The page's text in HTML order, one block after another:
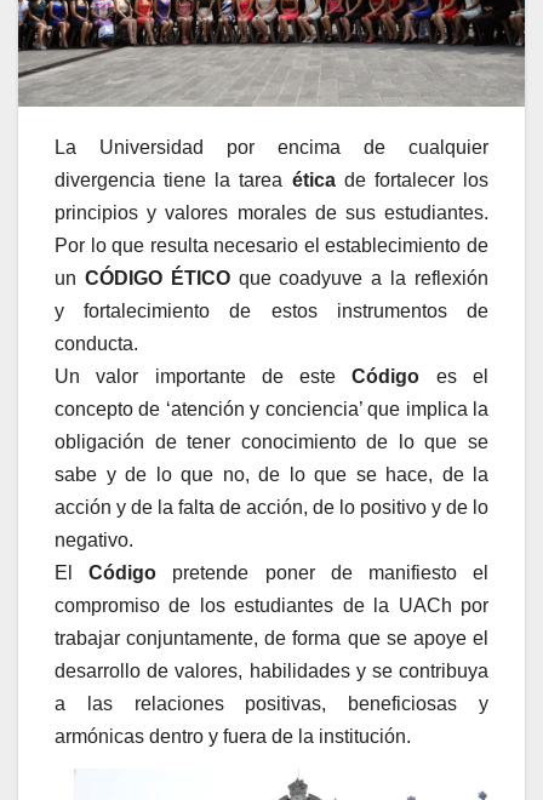
La Universidad por encima de cualquier
divergencia tiene la tarea éticade fortalecer los
principios y valores morales de sus estudiantes.
Por lo que resulta necesario el establecimiento de
un CÓDIGO ÉTICOque coadyuve a la reflexión
y fortalecimiento de estos instrumentos de
conducta.
Un valor importante de esteCódigo es el
concepto de ‘atención y conciencia’ que implica la
obligación de tener conocimiento de lo que se
sabe y de lo que no, de lo que se hace, de la
acción y de la falta de acción, de lo positivo y de lo
negativo.
ElCódigo pretende poner de manifiesto el
compromiso de los estudiantes de la UACh por
trabajar conjuntamente, de forma que se apoye el
desarrollo de valores, habilidades y se contribuya
a las relaciones positivas, beneficiosas y
armónicas dentro y fuera de la institución.